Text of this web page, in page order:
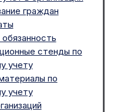
граждан
стенды по
учету
по
учету